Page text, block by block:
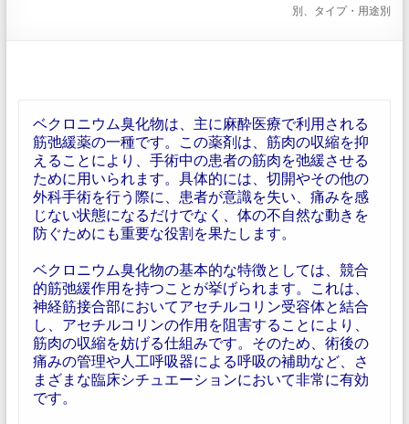
別、タイプ・用途別
ベクロニウム臭化物は、主に麻酔医療で利用される
筋弛緩薬の一種です。この薬剤は、筋肉の収縮を抑
えることにより、手術中の患者の筋肉を弛緩させる
ために用いられます。具体的には、切開やその他の
外科手術を行う際に、患者が意識を失い、痛みを感
じない状態になるだけでなく、体の不自然な動きを
防ぐためにも重要な役割を果たします。
ベクロニウム臭化物の基本的な特徴としては、競合
的筋弛緩作用を持つことが挙げられます。これは、
神経筋接合部においてアセチルコリン受容体と結合
し、アセチルコリンの作用を阻害することにより、
筋肉の収縮を妨げる仕組みです。そのため、術後の
痛みの管理や人工呼吸器による呼吸の補助など、さ
まざまな臨床シチュエーションにおいて非常に有効
です。